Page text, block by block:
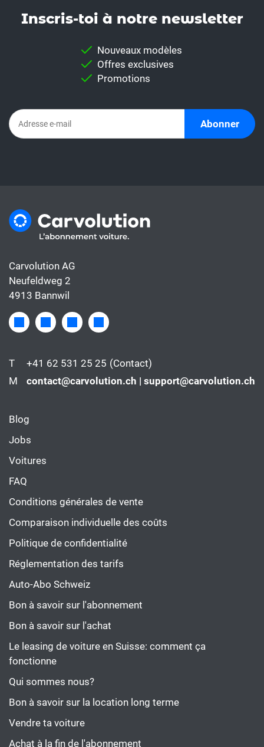
Inscris-toi à notre news­letter
Nouveaux modèles
Offres exclusives
Promotions
Abonner
Carvolution AG
Neufeldweg 2
4913 Bannwil
T +41 62 531 25 25 (Contact)
M
contact@carvolution.ch | support@carvolution.ch
Blog
Jobs
Voitures
FAQ
Conditions générales de vente
Comparaison individuelle des coûts
Politique de confidentialité
Réglementation des tarifs
Auto-Abo Schweiz
Bon à savoir sur l'abonnement
Bon à savoir sur l'achat
Le leasing de voiture en Suisse: comment ça
fonctionne
Qui sommes nous?
Bon à savoir sur la location long terme
Vendre ta voiture
Achat à la fin de l'abonnement